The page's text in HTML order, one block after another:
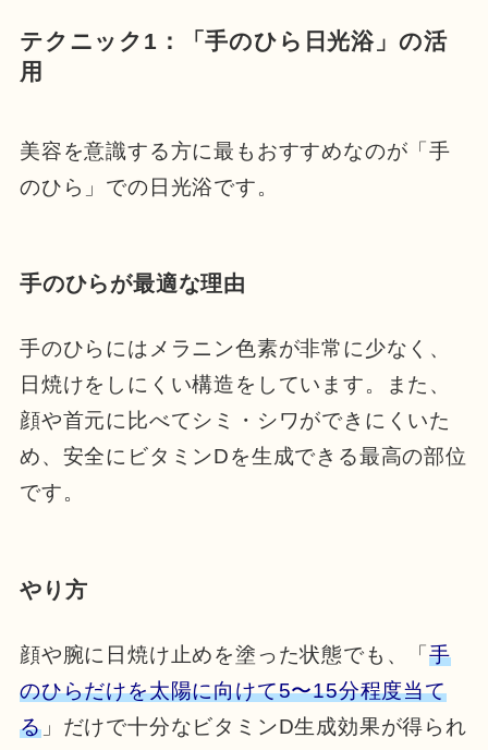
テクニック1：「手のひら日光浴」の活
用
美容を意識する方に最もおすすめなのが「手
のひら」での日光浴です。
手のひらが最適な理由
手のひらにはメラニン色素が非常に少なく、
日焼けをしにくい構造をしています。また、
顔や首元に比べてシミ・シワができにくいた
め、安全にビタミンDを生成できる最高の部位
です。
やり方
顔や腕に日焼け止めを塗った状態でも、「手
のひらだけを太陽に向けて5〜15分程度当て
る」だけで十分なビタミンD生成効果が得られ